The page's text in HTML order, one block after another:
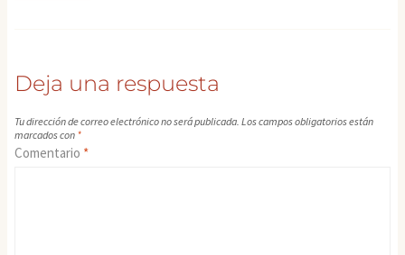
Deja una respuesta
Tu dirección de correo electrónico no será publicada. Los campos obligatorios están
marcados con *
Comentario *